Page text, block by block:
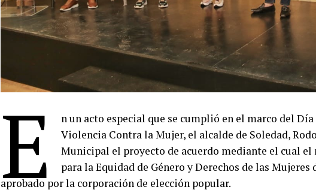
E
n un acto especial que se cumplió en el marco del
Violencia Contra la Mujer, el alcalde de Soledad,
Municipal el proyecto de acuerdo mediante el cual
para la Equidad de Género y Derechos de las
aprobado por la corporación de elección popular.